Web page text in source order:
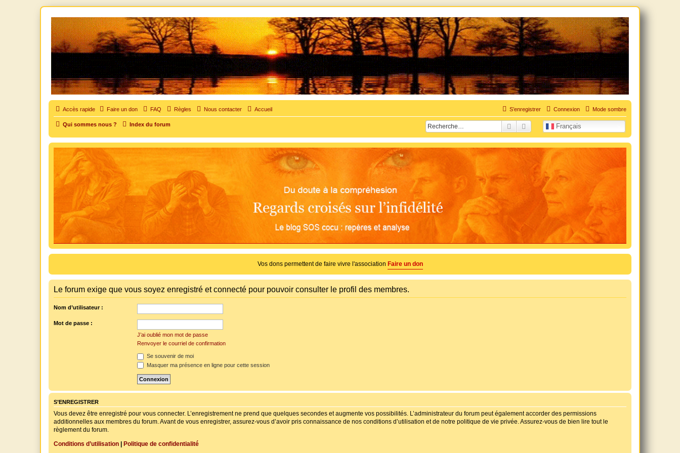
SOS cocu
SOS cocu est une association loi 1901 dont l'objet est le soutien aux victimes d'adultère. Pouvoir parler, se confier, recevoir un soutien moral pour traverser une situation personnelle douloureuse
Accès rapide Mode sombre
Faire un don FAQ Règles Nous contacter Accueil Connexion
S’enregistrer
Qui sommes nous ? Index du forum Français
RechercherRecherche avancée
Vos dons permettent de faire vivre l'association Faire un don
Le forum exige que vous soyez enregistré et connecté pour pouvoir consulter le profil des membres.
Nom d’utilisateur :
Mot de passe :
J’ai oublié mon mot de passe
Renvoyer le courriel de confirmation
Se souvenir de moi
Masquer ma présence en ligne pour cette session
S’ENREGISTRER
Vous devez être enregistré pour vous connecter. L’enregistrement ne prend que quelques secondes et augmente vos possibilités. L’administrateur du forum peut également accorder des permissions
additionnelles aux membres du forum. Avant de vous enregistrer, assurez-vous d’avoir pris connaissance de nos conditions d’utilisation et de notre politique de vie privée. Assurez-vous de bien lire tout le
règlement du forum.
Conditions d’utilisation | Politique de confidentialité